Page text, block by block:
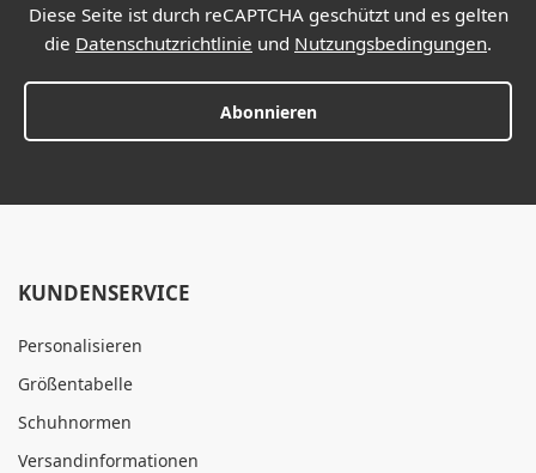
Diese Seite ist durch reCAPTCHA geschützt und es gelten
die Datenschutzrichtlinie und Nutzungsbedingungen.
Abonnieren
KUNDENSERVICE
Personalisieren
Größentabelle
Schuhnormen
Versandinformationen